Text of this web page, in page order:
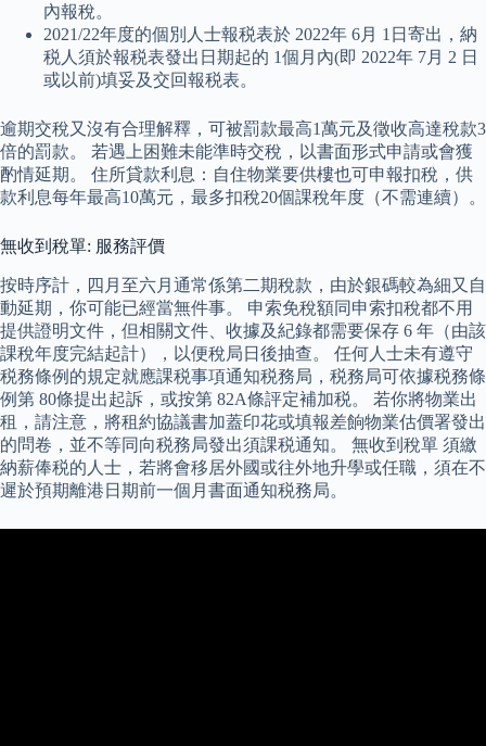
內報稅。
2021/22年度的個別人士報税表於 2022年 6月 1日寄出，納
税人須於報税表發出日期起的 1個月內(即 2022年 7月 2 日
或以前)填妥及交回報税表。
逾期交稅又沒有合理解釋，可被罰款最高1萬元及徵收高達稅款3
倍的罰款。 若遇上困難未能準時交稅，以書面形式申請或會獲
酌情延期。 住所貸款利息：自住物業要供樓也可申報扣稅，供
款利息每年最高10萬元，最多扣稅20個課稅年度（不需連續）。
無收到稅單: 服務評價
按時序計，四月至六月通常係第二期稅款，由於銀碼較為細又自
動延期，你可能已經當無件事。 申索免稅額同申索扣稅都不用
提供證明文件，但相關文件、收據及紀錄都需要保存 6 年（由該
課稅年度完結起計），以便稅局日後抽查。 任何人士未有遵守
税務條例的規定就應課税事項通知税務局，税務局可依據税務條
例第 80條提出起訴，或按第 82A條評定補加税。 若你將物業出
租，請注意，將租約協議書加蓋印花或填報差餉物業估價署發出
的問卷，並不等同向税務局發出須課税通知。 無收到稅單 須繳
納薪俸税的人士，若將會移居外國或往外地升學或任職，須在不
遲於預期離港日期前一個月書面通知税務局。